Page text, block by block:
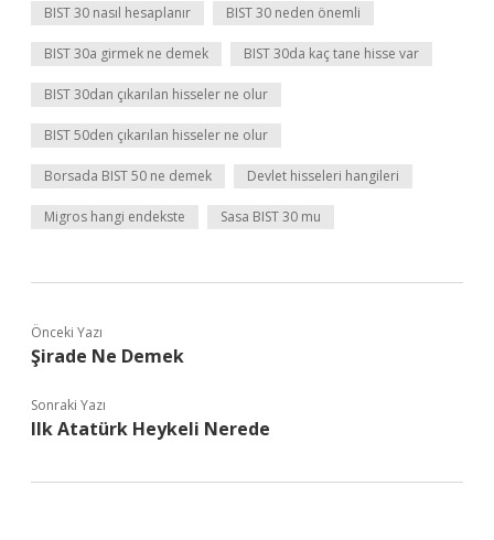
BIST 30 nasıl hesaplanır BIST 30 neden önemli
BIST 30a girmek ne demek BIST 30da kaç tane hisse var
BIST 30dan çıkarılan hisseler ne olur
BIST 50den çıkarılan hisseler ne olur
Borsada BIST 50 ne demek Devlet hisseleri hangileri
Migros hangi endekste Sasa BIST 30 mu
Önceki Yazı
Şirade Ne Demek
Sonraki Yazı
Ilk Atatürk Heykeli Nerede